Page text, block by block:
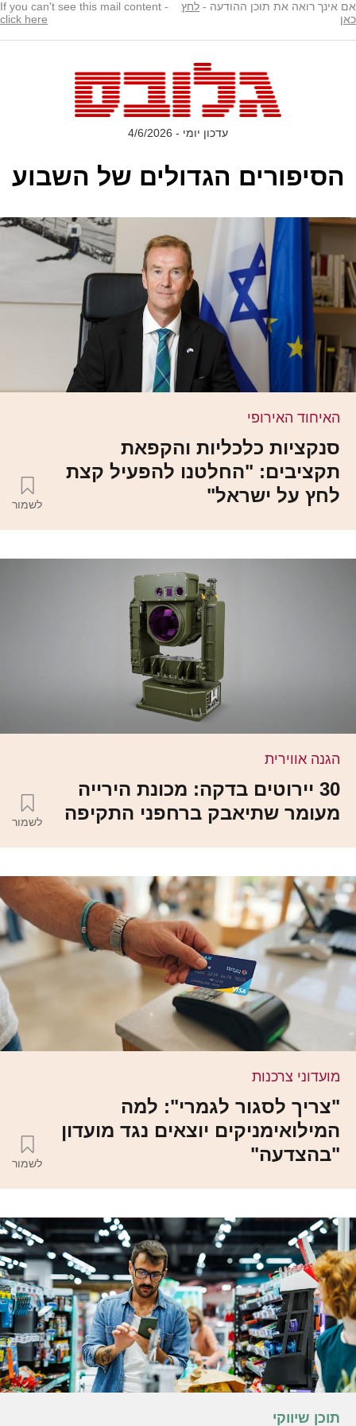
אם אינך רואה את תוכן ההודעה - לחץ
כאן
If you can't see this mail content -
click here
עדכון יומי - 4/6/2026
הסיפורים הגדולים של השבוע
האיחוד האירופי
סנקציות כלכליות והקפאת
תקציבים: "החלטנו להפעיל קצת
לחץ על ישראל"
לשמור
הגנה אווירית
30 יירוטים בדקה: מכונת הירייה
מעומר שתיאבק ברחפני התקיפה
לשמור
מועדוני צרכנות
"צריך לסגור לגמרי": למה
המילואימניקים יוצאים נגד מועדון
"בהצדעה"
לשמור
תוכן שיווקי